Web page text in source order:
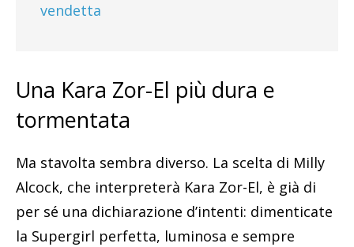
vendetta
Una Kara Zor-El più dura e
tormentata
Ma stavolta sembra diverso. La scelta di Milly
Alcock, che interpreterà Kara Zor-El, è già di
per sé una dichiarazione d’intenti: dimenticate
la Supergirl perfetta, luminosa e sempre